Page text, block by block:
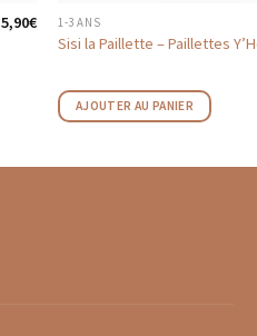
5,90€ 1-3 ANS
Sisi la Paillette – Paillettes
AJOUTER AU PANIER